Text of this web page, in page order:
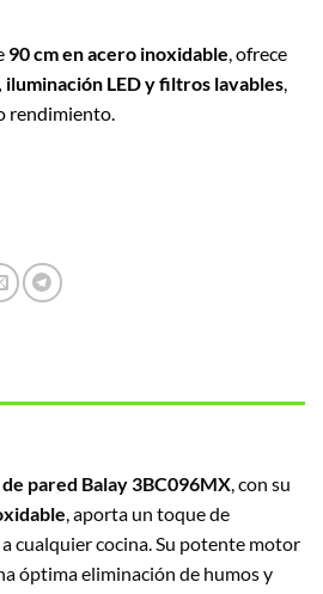
90 cm en acero inoxidable, ofrece
iluminación LED y filtros lavables,
rendimiento.
pared Balay 3BC096MX , con su
, aporta un toque de
cualquier cocina. Su potente motor
óptima eliminación de humos y